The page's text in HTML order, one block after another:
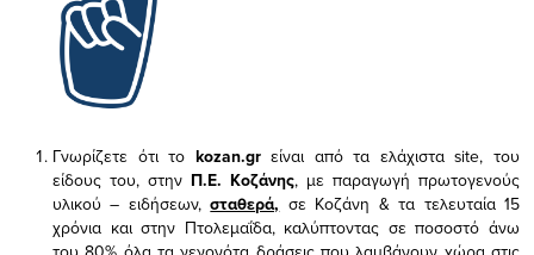
Γνωρίζετε ότι το kozan.gr είναι από τα ελάχισταsite, του
είδους του, στην Π.Ε. Κοζάνης, με παραγωγή πρωτογενούς
υλικού – ειδήσεων,σταθερά, σε Κοζάνη & τα τελευταία 15
χρόνια και στην Πτολεμαΐδα, καλύπτοντας σε ποσοστό άνω